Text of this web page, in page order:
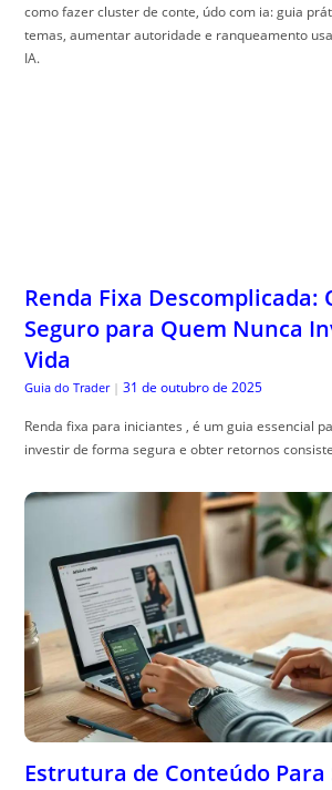
como fazer cluster de conte, údo com ia: guia
temas, aumentar autoridade e ranqueamento
IA.
Renda Fixa Descomplicada:
Seguro para Quem Nunca
Vida
Guia do Trader | 31 de outubro de 2025
Renda fixa para iniciantes , é um guia essencial
investir de forma segura e obter retornos
Estrutura de Conteúdo Para